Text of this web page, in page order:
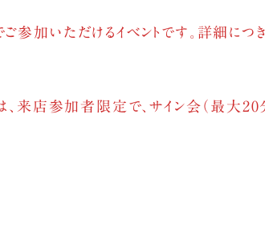
参加いただけるイベントです。詳細につ
は、来店参加者限定で、サイン会（最大